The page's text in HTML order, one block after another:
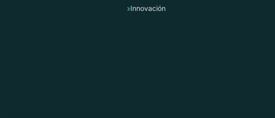
Innovación